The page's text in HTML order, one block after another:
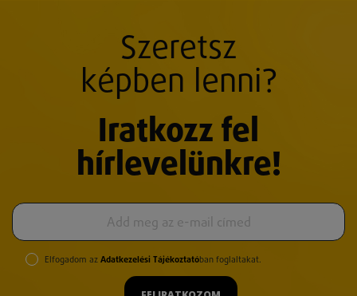
Szeretsz
képben lenni?
Iratkozz fel
hírlevelünkre!
Elfogadom az Adatkezelési Tájékoztatóban foglaltakat.